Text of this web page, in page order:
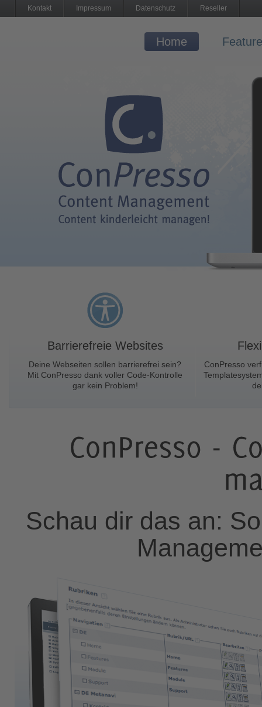
Kontakt Impressum Datenschutz Reseller
Home
Barrierefreie Websites
Deine Webseiten sollen barrierefrei sein?
Mit ConPresso dank voller Code-Kontrolle
gar kein Problem!
ConPresso
Schau dir das an: